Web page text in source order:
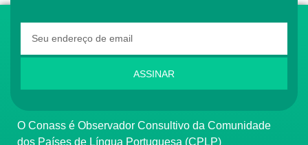
ASSINAR
O Conass é Observador Consultivo da Comunidade
dos Países de Língua Portuguesa (CPLP)